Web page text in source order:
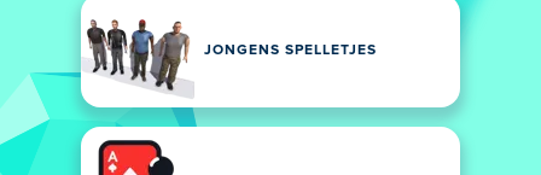
JONGENS SPELLETJES